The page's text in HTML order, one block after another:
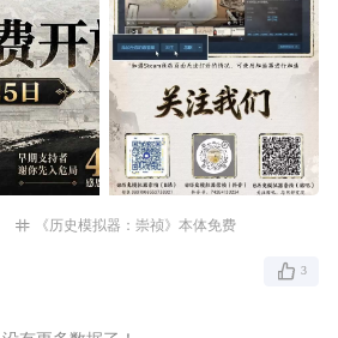
《历史模拟器：崇祯》本体免费
3